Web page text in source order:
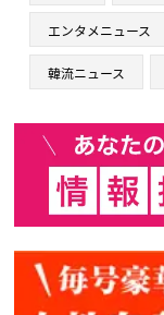
エンタメニュース
韓流ニュース